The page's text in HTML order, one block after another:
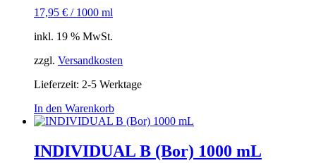
17,95 € / 1000 ml
inkl. 19 % MwSt.
zzgl. Versandkosten
Lieferzeit: 2-5 Werktage
In den Warenkorb
INDIVIDUAL B (Bor) 1000 mL